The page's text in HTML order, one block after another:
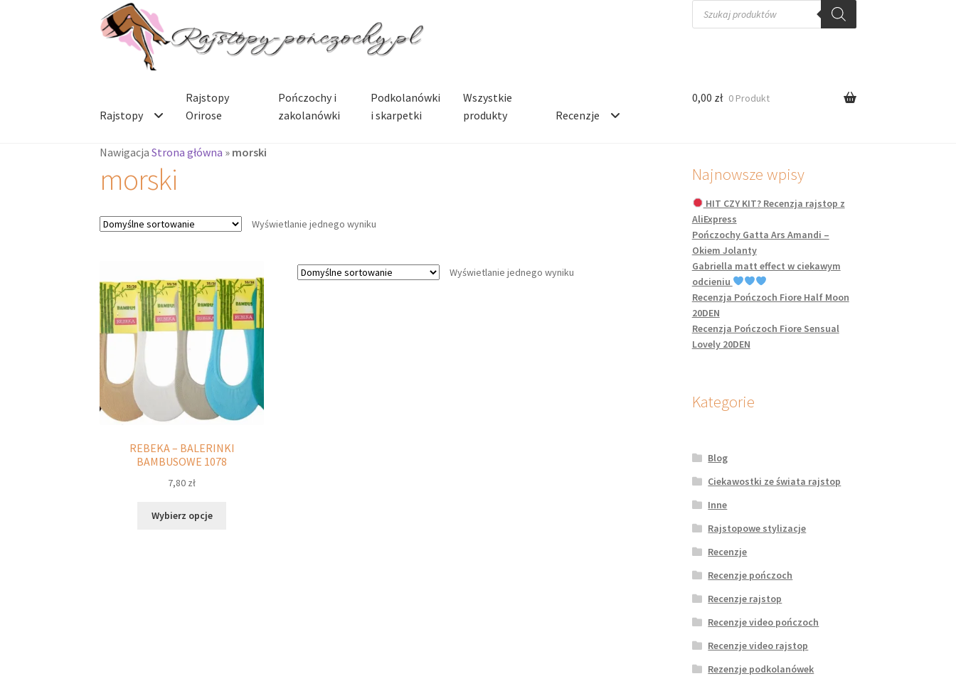
Przejdź
do
nawigacji
Przejdź
do
treści
Wyszukiwarka
produktów
Rajstopy
Rajstopy
Orirose
Pończochy i
zakolanówki
Podkolanówki
i skarpetki
Wszystkie
produkty
Recenzje
0,00 zł 0 Produkt
NawigacjaStrona główna » morski
morski
Wyświetlanie jednego wyniku
REBEKA – BALERINKI
BAMBUSOWE 1078
7,80 zł
Wybierz opcje
Wyświetlanie jednego wyniku
Najnowsze wpisy
HIT CZY KIT? Recenzja rajstop z
AliExpress
Pończochy Gatta Ars Amandi –
Okiem Jolanty
Gabriella matt effect w ciekawym
odcieniu
Recenzja Pończoch Fiore Half Moon
20DEN
Recenzja Pończoch Fiore Sensual
Lovely 20DEN
Kategorie
Blog
Ciekawostki ze świata rajstop
Inne
Rajstopowe stylizacje
Recenzje
Recenzje pończoch
Recenzje rajstop
Recenzje video pończoch
Recenzje video rajstop
Rezenzje podkolanówek